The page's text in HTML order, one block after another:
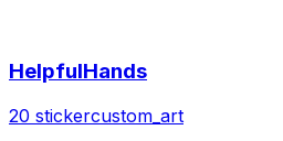
HelpfulHands
20 stickercustom_art